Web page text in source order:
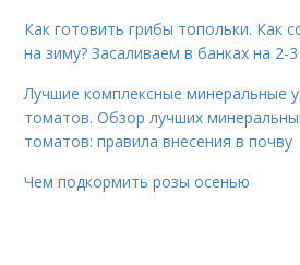
Как готовить грибы топольки. Как
на зиму? Засаливаем в банках на 2-
Лучшие комплексные минеральные
томатов. Обзор лучших
томатов: правила внесения в почву
Чем подкормить розы осенью